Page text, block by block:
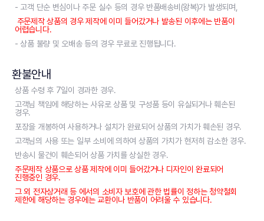
- 고객 단순 변심이나 주문 실수 등의 경우 반품배송비(왕복)가 발생되며,
주문제작 상품의 경우 제작에 이미 들어갔거나 발송된 이후에는 반품이
어렵습니다.
- 상품 불량 및 오배송 등의 경우 무료로 진행됩니다.
환불안내
상품 수령 후 7일이 경과한 경우.
고객님 책임에 해당하는 사유로 상품 및 구성품 등이 유실되거나 훼손된
경우.
포장을 개봉하여 사용하거나 설치가 완료되어 상품의 가치가 훼손된 경우.
고객님의 사용 또는 일부 소비에 의하여 상품의 가치가 현저히 감소한 경우.
반송시 물건이 훼손되어 상품 가치를 상실한 경우.
주문제작 상품으로 상품 제작에 이미 들어갔거나 디자인이 완료되어
진행중인 경우.
그 외 전자상거래 등 에서의 소비자 보호에 관한 법률이 정하는 청약철회
제한에 해당하는 경우에는 교환이나 반품이 어려울 수 있습니다.